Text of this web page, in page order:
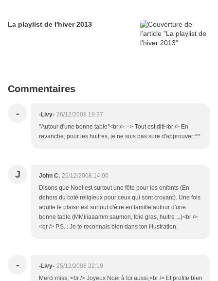
La playlist de l'hiver 2013
Commentaires
- -Livy- 26/12/2008 19:37
"Autour d'une bonne table"<br /> --> Tout est dit!<br /> En
revanche, pour les huitres, je ne suis pas sure d'approuver ^^
J John C. 26/12/2008 14:00
Disons que Noel est surtout une fête pour les enfants (En
dehors du coté religieux pour ceux qui sont croyant). Une fois
adulte le plaisir est surtout d'être en famille autour d'une
bonne table (MMiiiaaamm saumon, foie gras, huitre ...)<br />
<br /> P.S. : Je te reconnais bien dans ton illustration.
- -Livy- 25/12/2008 22:19
Merci miss, <br /> Joyeux Noël à toi aussi,<br /> Et profite bien